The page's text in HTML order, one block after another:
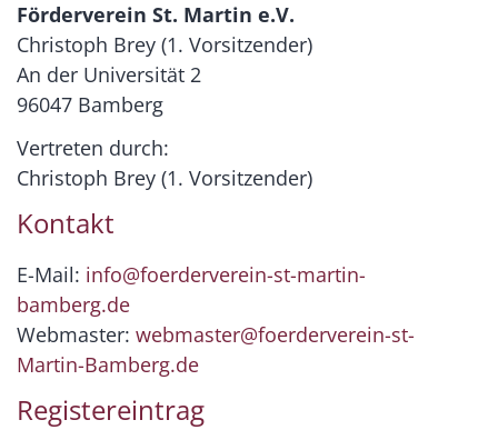
Förderverein St. Martin e.V.
Christoph Brey (1. Vorsitzender)
An der Universität 2
96047 Bamberg
Vertreten durch:
Christoph Brey (1. Vorsitzender)
Kontakt
E-Mail: info@foerderverein-st-martin-
bamberg.de
Webmaster: webmaster@foerderverein-st-
Martin-Bamberg.de
Registereintrag